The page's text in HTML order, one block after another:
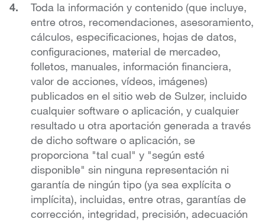
Toda la información y contenido (que incluye,
entre otros, recomendaciones, asesoramiento,
cálculos, especificaciones, hojas de datos,
configuraciones, material de mercadeo,
folletos, manuales, información financiera,
valor de acciones, vídeos, imágenes)
publicados en el sitio web de Sulzer, incluido
cualquier software o aplicación, y cualquier
resultado u otra aportación generada a través
de dicho software o aplicación, se
proporciona "tal cual" y "según esté
disponible" sin ninguna representación ni
garantía de ningún tipo (ya sea explícita o
implícita), incluidas, entre otras, garantías de
corrección, integridad, precisión, adecuación